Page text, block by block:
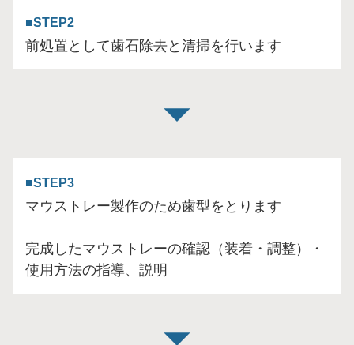
STEP2
前処置として歯石除去と清掃を行います
STEP3
マウストレー製作のため歯型をとります
完成したマウストレーの確認（装着・調整）・
使用方法の指導、説明